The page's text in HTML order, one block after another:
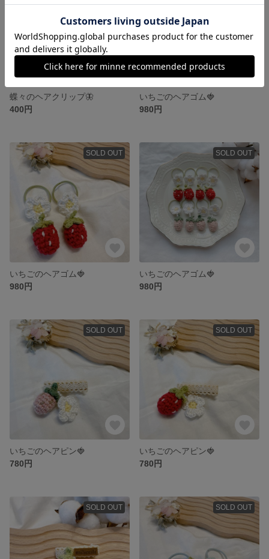
蝶々のヘアクリップ🦋‪
400円
いちごのヘアゴム🍓
980円
SOLD OUT
いちごのヘアゴム🍓
980円
SOLD OUT
いちごのヘアゴム🍓
980円
SOLD OUT
いちごのヘアピン🍓
780円
SOLD OUT
いちごのヘアピン🍓
780円
SOLD OUT SOLD OUT